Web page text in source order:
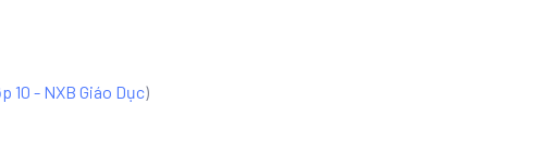
10 - NXB Giáo Dục)